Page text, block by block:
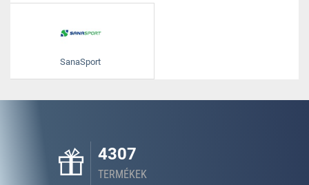
SanaSport
4307
TERMÉKEK